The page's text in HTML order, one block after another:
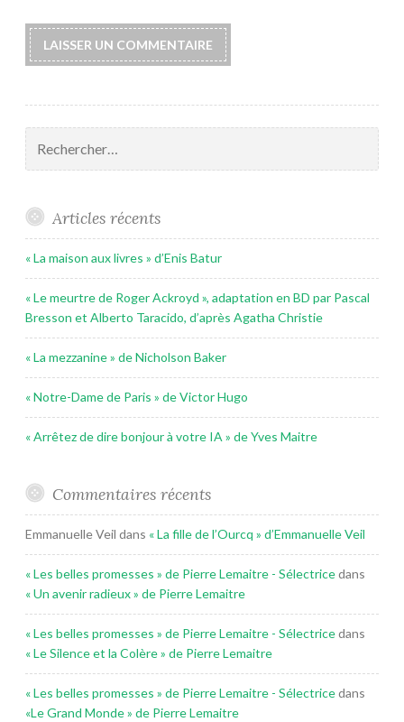
Articles récents
« La maison aux livres » d’Enis Batur
« Le meurtre de Roger Ackroyd », adaptation en BD par Pascal
Bresson et Alberto Taracido, d’après Agatha Christie
« La mezzanine » de Nicholson Baker
« Notre-Dame de Paris » de Victor Hugo
« Arrêtez de dire bonjour à votre IA » de Yves Maitre
Commentaires récents
Emmanuelle Veil dans « La fille de l’Ourcq » d’Emmanuelle Veil
« Les belles promesses » de Pierre Lemaitre - Sélectricedans
« Un avenir radieux » de Pierre Lemaitre
« Les belles promesses » de Pierre Lemaitre - Sélectricedans
« Le Silence et la Colère » de Pierre Lemaitre
« Les belles promesses » de Pierre Lemaitre - Sélectricedans
«Le Grand Monde » de Pierre Lemaitre